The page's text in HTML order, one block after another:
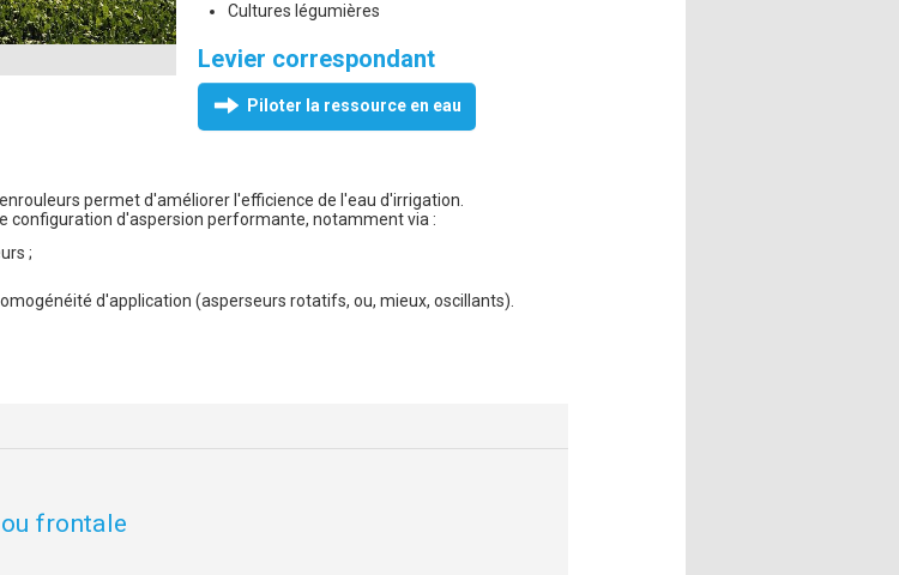
Cultures légumières
Levier correspondant
Piloter la ressource en eau
permet d'améliorer l'efficience de l'eau d'irrigation.
configuration d'aspersion performante, notamment via :
;
d'application (asperseurs rotatifs, ou, mieux, oscillants).
frontale